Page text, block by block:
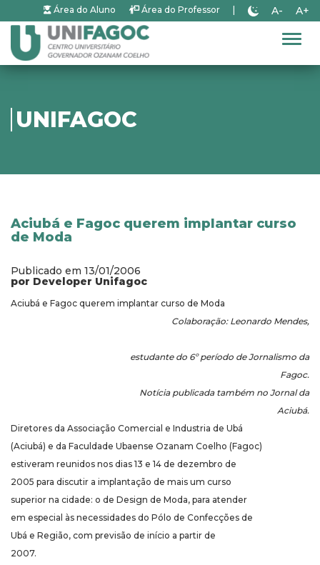
Área do Aluno Área do Professor A- A+
UNIFAGOC
Aciubá e Fagoc querem implantar curso
de Moda
Publicado em 13/01/2006
por Developer Unifagoc
Aciubá e Fagoc querem implantar curso de Moda
Colaboração: Leonardo Mendes,
estudante do 6º período de Jornalismo da
Fagoc.
Notícia publicada também no Jornal da
Aciubá.
Diretores da Associação Comercial e Industria de Ubá
(Aciubá) e da Faculdade Ubaense Ozanam Coelho (Fagoc)
estiveram reunidos nos dias 13 e 14 de dezembro de
2005 para discutir a implantação de mais um curso
superior na cidade: o de Design de Moda, para atender
em especial às necessidades do Pólo de Confecções de
Ubá e Região, com previsão de início a partir de
2007.